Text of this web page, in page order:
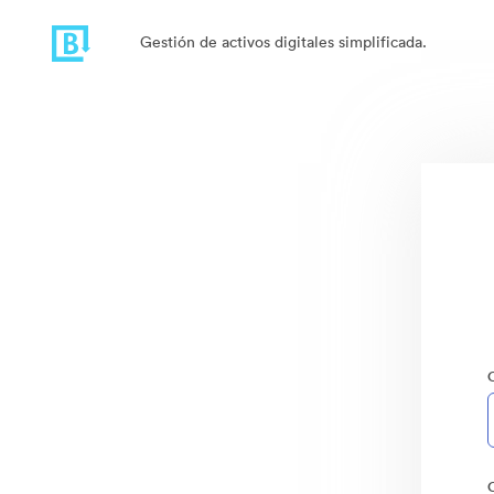
Gestión de activos digitales simplificada.